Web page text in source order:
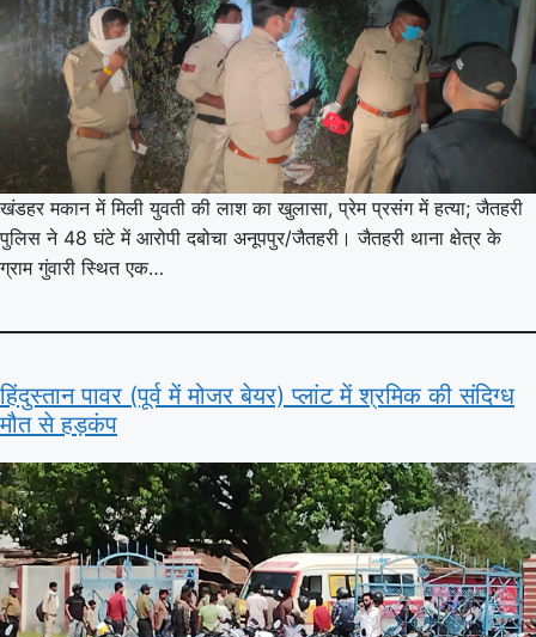
खंडहर मकान में मिली युवती की लाश का खुलासा, प्रेम प्रसंग में हत्या; जैतहरी
पुलिस ने 48 घंटे में आरोपी दबोचा अनूपपुर/जैतहरी। जैतहरी थाना क्षेत्र के
ग्राम गुंवारी स्थित एक…
हिंदुस्तान पावर (पूर्व में मोजर बेयर) प्लांट में श्रमिक की संदिग्ध
मौत से हड़कंप